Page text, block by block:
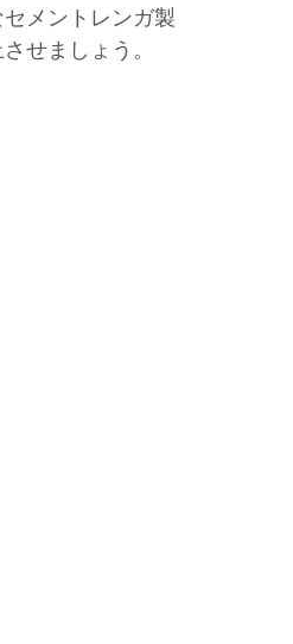
メントレンガ製
せましょう。